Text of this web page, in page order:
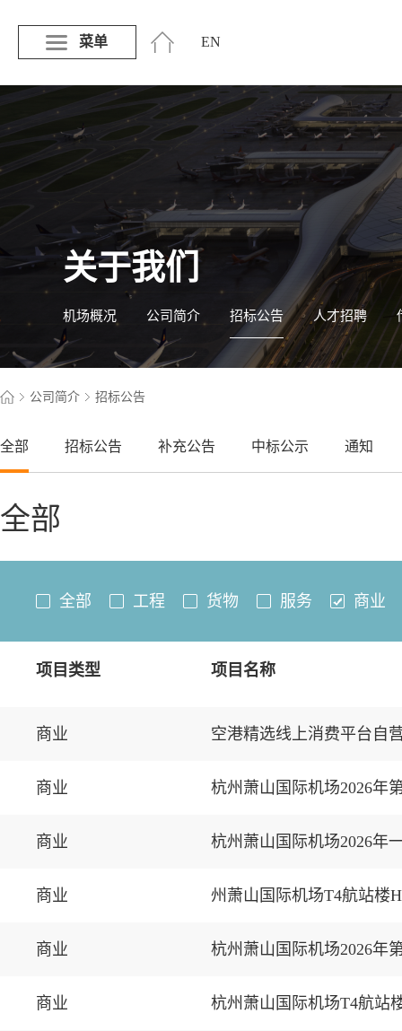
菜单 EN
关于我们
机场概况 公司简介 招标公告 人才招聘
公司简介 招标公告
全部 招标公告 补充公告 中标公示 通知
全部
全部 工程 货物 服务 商业
项目类型 项目名称
商业 空港精选线上消费平台自
商业 杭州萧山国际机场2026年
商业 杭州萧山国际机场2026年
商业 州萧山国际机场T4航站楼
商业 杭州萧山国际机场2026年
商业 杭州萧山国际机场T4航站